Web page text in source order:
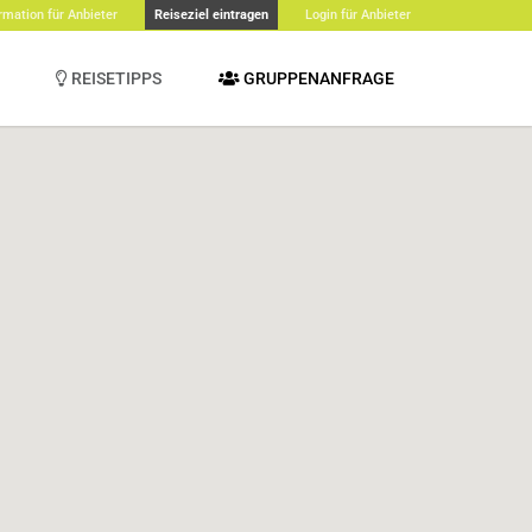
für Anbieter Reiseziel eintragen Login für Anbieter
REISETIPPS GRUPPENANFRAGE